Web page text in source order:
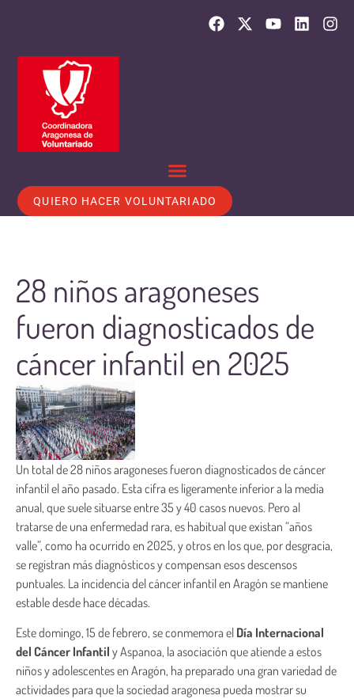
QUIERO HACER VOLUNTARIADO
28 niños aragoneses
fueron diagnosticados de
cáncer infantil en 2025
Un total de 28 niños aragoneses fueron diagnosticados de cáncer
infantil el año pasado. Esta cifra es ligeramente inferior a la media
anual, que suele situarse entre 35 y 40 casos nuevos. Pero al
tratarse de una enfermedad rara, es habitual que existan “años
valle”, como ha ocurrido en 2025, y otros en los que, por desgracia,
se registran más diagnósticos y compensan esos descensos
puntuales. La incidencia del cáncer infantil en Aragón se mantiene
estable desde hace décadas.
Este domingo, 15 de febrero, se conmemora el Día Internacional
del Cáncer Infantil y Aspanoa, la asociación que atiende a estos
niños y adolescentes en Aragón, ha preparado una gran variedad de
actividades para que la sociedad aragonesa pueda mostrar su